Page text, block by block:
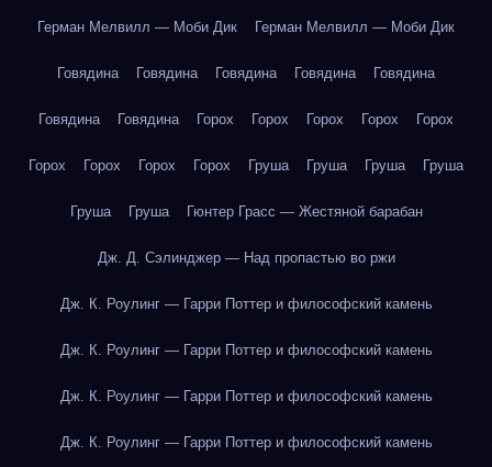
Герман Мелвилл — Моби Дик Герман Мелвилл — Моби Дик
Говядина Говядина Говядина Говядина Говядина
Говядина Говядина Горох Горох Горох Горох Горох
Горох Горох Горох Горох Груша Груша Груша Груша
Груша Груша Гюнтер Грасс — Жестяной барабан
Дж. Д. Сэлинджер — Над пропастью во ржи
Дж. К. Роулинг — Гарри Поттер и философский камень
Дж. К. Роулинг — Гарри Поттер и философский камень
Дж. К. Роулинг — Гарри Поттер и философский камень
Дж. К. Роулинг — Гарри Поттер и философский камень